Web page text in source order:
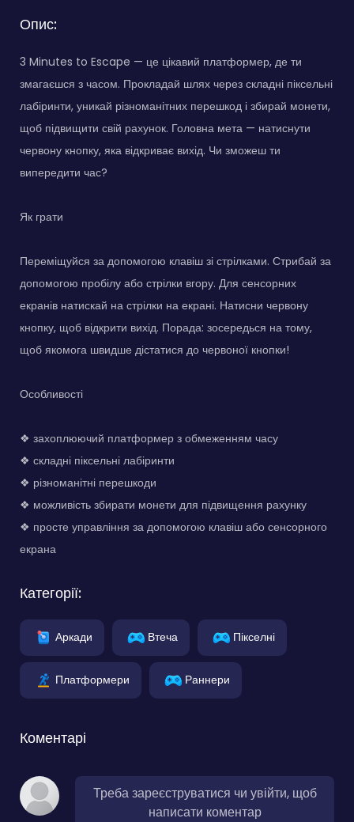
Опис:
3 Minutes to Escape — це цікавий платформер, де ти
змагаєшся з часом. Прокладай шлях через складні піксельні
лабіринти, уникай різноманітних перешкод і збирай монети,
щоб підвищити свій рахунок. Головна мета — натиснути
червону кнопку, яка відкриває вихід. Чи зможеш ти
випередити час?
Як грати
Переміщуйся за допомогою клавіш зі стрілками. Стрибай за
допомогою пробілу або стрілки вгору. Для сенсорних
екранів натискай на стрілки на екрані. Натисни червону
кнопку, щоб відкрити вихід. Порада: зосередься на тому,
щоб якомога швидше дістатися до червоної кнопки!
Особливості
❖ захоплюючий платформер з обмеженням часу
❖ складні піксельні лабіринти
❖ різноманітні перешкоди
❖ можливість збирати монети для підвищення рахунку
❖ просте управління за допомогою клавіш або сенсорного
екрана
Категорії:
Аркади Втеча Пікселні
Платформери Раннери
Коментарі
Треба зареєструватися чи увійти, щоб
написати коментар